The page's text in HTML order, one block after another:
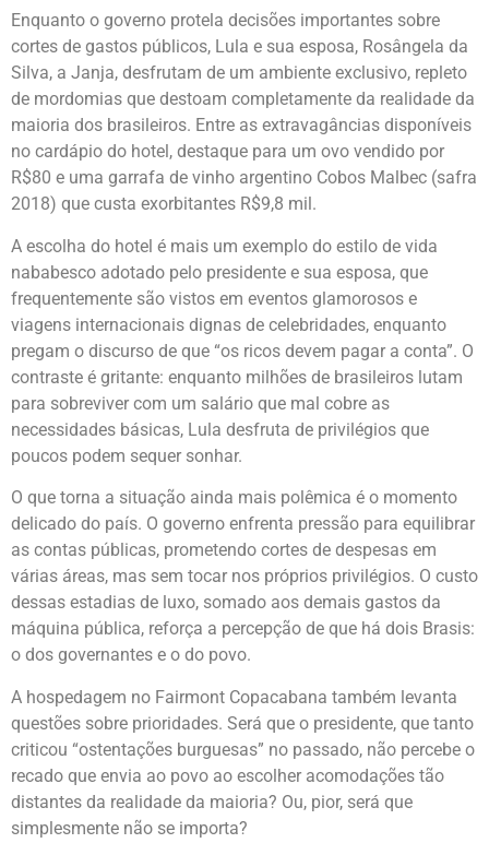
Enquanto o governo protela decisões importantes sobre
cortes de gastos públicos, Lula e sua esposa, Rosângela da
Silva, a Janja, desfrutam de um ambiente exclusivo, repleto
de mordomias que destoam completamente da realidade da
maioria dos brasileiros. Entre as extravagâncias disponíveis
no cardápio do hotel, destaque para um ovo vendido por
R$80 e uma garrafa de vinho argentino Cobos Malbec (safra
2018) que custa exorbitantes R$9,8 mil.
A escolha do hotel é mais um exemplo do estilo de vida
nababesco adotado pelo presidente e sua esposa, que
frequentemente são vistos em eventos glamorosos e
viagens internacionais dignas de celebridades, enquanto
pregam o discurso de que “os ricos devem pagar a conta”. O
contraste é gritante: enquanto milhões de brasileiros lutam
para sobreviver com um salário que mal cobre as
necessidades básicas, Lula desfruta de privilégios que
poucos podem sequer sonhar.
O que torna a situação ainda mais polêmica é o momento
delicado do país. O governo enfrenta pressão para equilibrar
as contas públicas, prometendo cortes de despesas em
várias áreas, mas sem tocar nos próprios privilégios. O custo
dessas estadias de luxo, somado aos demais gastos da
máquina pública, reforça a percepção de que há dois Brasis:
o dos governantes e o do povo.
A hospedagem no Fairmont Copacabana também levanta
questões sobre prioridades. Será que o presidente, que tanto
criticou “ostentações burguesas” no passado, não percebe o
recado que envia ao povo ao escolher acomodações tão
distantes da realidade da maioria? Ou, pior, será que
simplesmente não se importa?